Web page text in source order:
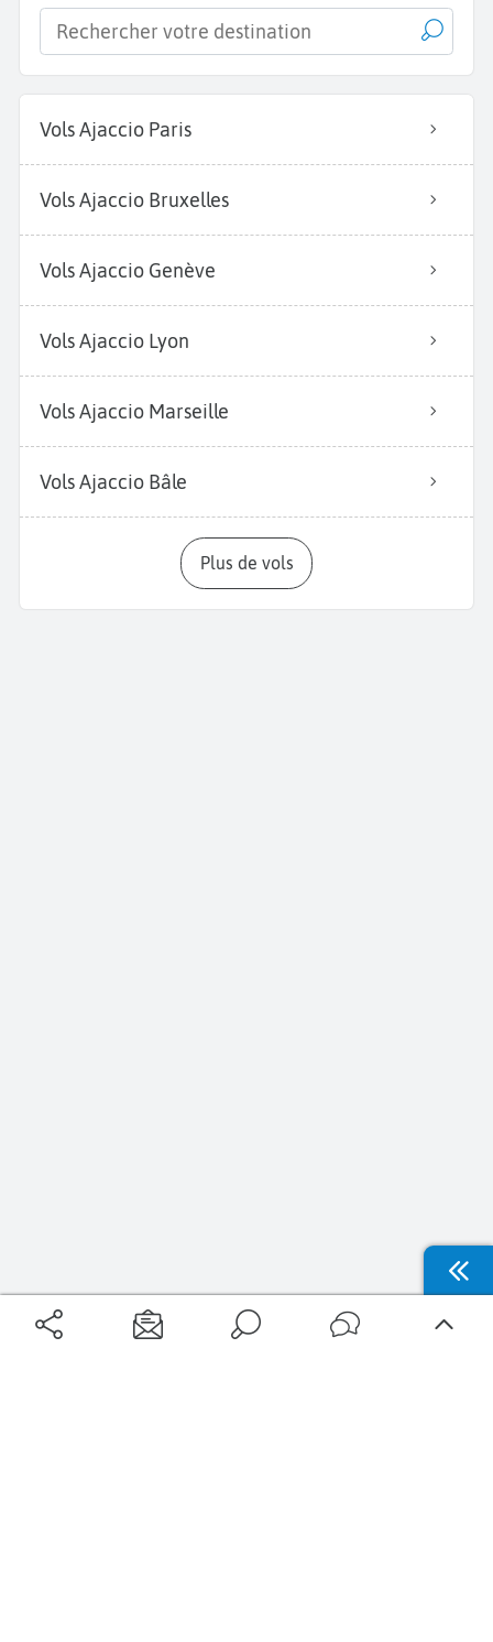
Vols Ajaccio Paris
Vols Ajaccio Bruxelles
Vols Ajaccio Genève
Vols Ajaccio Lyon
Vols Ajaccio Marseille
Vols Ajaccio Bâle
Plus de vols